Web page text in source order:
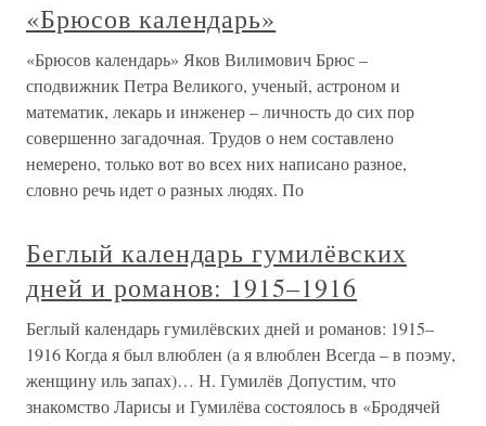
«Брюсов календарь»
«Брюсов календарь» Яков Вилимович Брюс –
сподвижник Петра Великого, ученый, астроном и
математик, лекарь и инженер – личность до сих пор
совершенно загадочная. Трудов о нем составлено
немерено, только вот во всех них написано разное,
словно речь идет о разных людях. По
Беглый календарь гумилёвских
дней и романов: 1915–1916
Беглый календарь гумилёвских дней и романов: 1915–
1916 Когда я был влюблен (а я влюблен Всегда – в поэму,
женщину иль запах)… Н. Гумилёв Допустим, что
знакомство Ларисы и Гумилёва состоялось в «Бродячей